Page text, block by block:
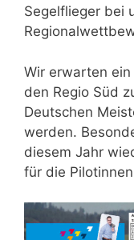
Segelflieger bei
Wir erwarten
den Regio Süd
Deutschen
werden.
diesem Jahr
für die